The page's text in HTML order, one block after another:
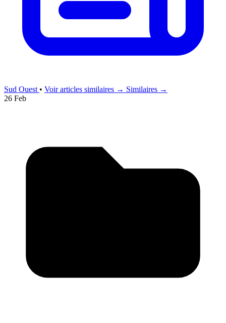
Sud Ouest • Voir articles similaires → Similaires →
26 Feb